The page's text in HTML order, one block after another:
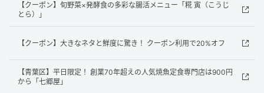
【クーポン】旬野菜×発酵食の多彩な腸活メニュー「糀 寅（こうじ
とら）」
【クーポン】大きなネタと鮮度に驚き！ クーポン利用で20%オフ
【青葉区】平日限定！ 創業70年超えの人気焼魚定食専門店は900円
から「七郷屋」